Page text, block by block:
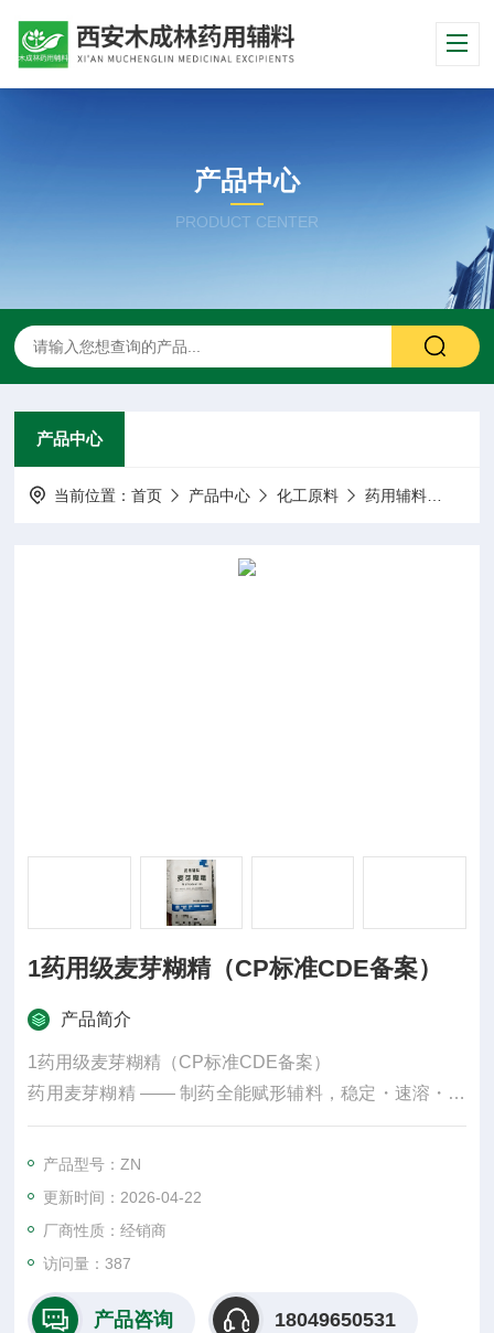
产品中心
PRODUCT CENTER
产品中心
当前位置：首页 产品中心 化工原料 药用辅料
1药用级麦芽糊精（CP标准CDE备案）
产品简介
1药用级麦芽糊精（CP标准CDE备案）
药用麦芽糊精 —— 制药全能赋形辅料，稳定・速溶・易
成型
符合中国药典标准 | 源自精制淀粉
源自天然淀粉精制，经严格酶解与纯化，成就高纯度、
工艺，是现代制药配方的优选基础辅料。
产品型号：ZN
更新时间：2026-04-22
厂商性质：经销商
访问量：387
产品咨询 18049650531